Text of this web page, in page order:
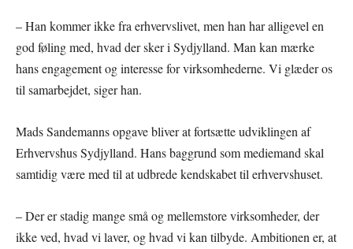
– Han kommer ikke fra erhvervslivet, men han har alligevel en
god føling med, hvad der sker i Sydjylland. Man kan mærke
hans engagement og interesse for virksomhederne. Vi glæder os
til samarbejdet, siger han.
Mads Sandemanns opgave bliver at fortsætte udviklingen af
Erhvervshus Sydjylland. Hans baggrund som mediemand skal
samtidig være med til at udbrede kendskabet til erhvervshuset.
– Der er stadig mange små og mellemstore virksomheder, der
ikke ved, hvad vi laver, og hvad vi kan tilbyde. Ambitionen er, at